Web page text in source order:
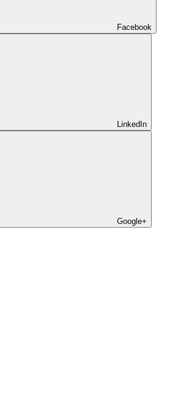
Facebook
LinkedIn
Google+